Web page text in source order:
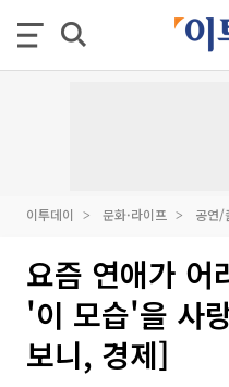
이투데이 문화·라이프 공연/
요즘 연애가 어
'이 모습'을 사
보니, 경제]